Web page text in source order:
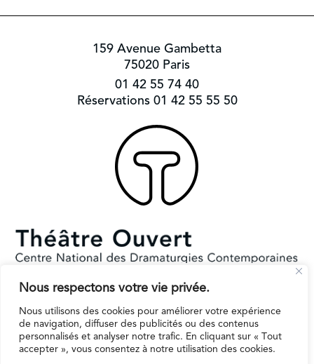
Nous respectons votre vie privée.
Nous utilisons des cookies pour améliorer votre expérience
de navigation, diffuser des publicités ou des contenus
personnalisés et analyser notre trafic. En cliquant sur « Tout
accepter », vous consentez à notre utilisation des cookies.
159 Avenue Gambetta
75020 Paris
01 42 55 74 40
Réservations 01 42 55 55 50
Subventionné par le Ministère de la Culture et la Ville de Paris.
Il reçoit le soutien de la région Ile-de-France pour l’EPAT